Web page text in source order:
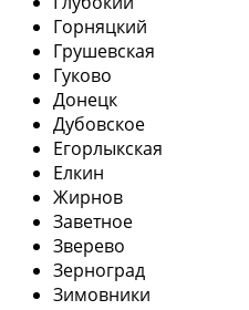
Горняцкий
Грушевская
Гуково
Донецк
Дубовское
Егорлыкская
Елкин
Жирнов
Заветное
Зверево
Зерноград
Зимовники